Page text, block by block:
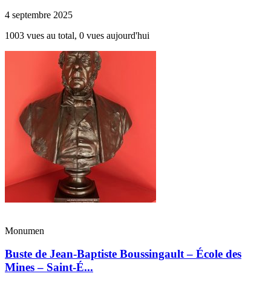
4 septembre 2025
1003 vues au total, 0 vues aujourd'hui
Monumen
Buste de Jean-Baptiste Boussingault – École des
Mines – Saint-É...